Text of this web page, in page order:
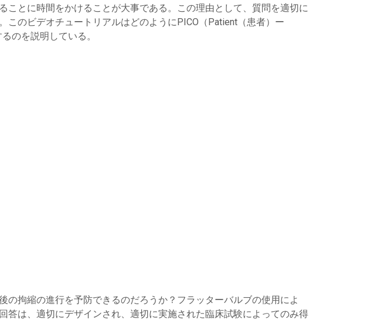
とに時間をかけることが大事である。この理由として、質問を適切に
のビデオチュートリアルはどのようにPICO（Patient（患者）ー
のを説明している。
拘縮の進行を予防できるのだろうか？フラッターバルブの使用によ
は、適切にデザインされ、適切に実施された臨床試験によってのみ得